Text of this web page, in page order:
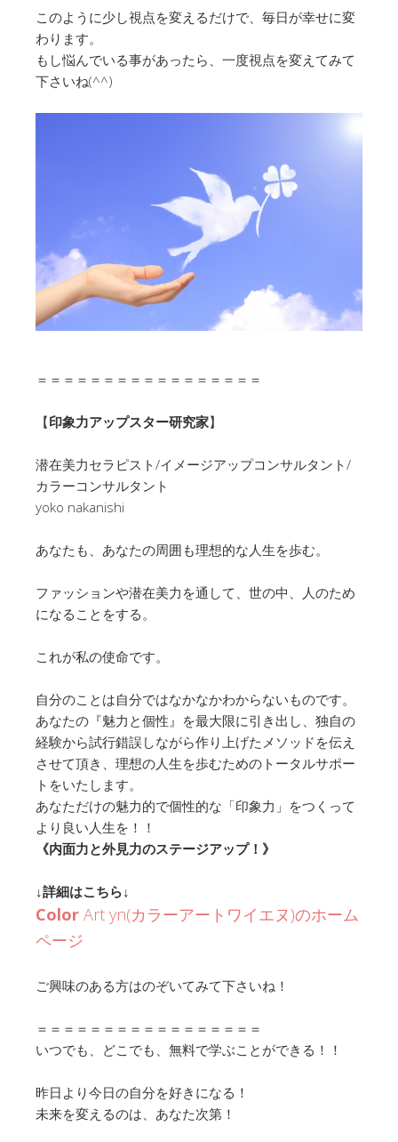
このように少し視点を変えるだけで、毎日が幸せに変
わります。
もし悩んでいる事があったら、一度視点を変えてみて
下さいね(^^)
＝＝＝＝＝＝＝＝＝＝＝＝＝＝＝＝＝
【印象力アップスター研究家】
潜在美力セラピスト/イメージアップコンサルタント/
カラーコンサルタント
yoko nakanishi
あなたも、あなたの周囲も理想的な人生を歩む。
ファッションや潜在美力を通して、 世の中、 人のため
になることをする。
これが私の使命です。
自分のことは自分ではなかなかわからないものです。
あなたの『魅力と個性』を最大限に引き出し、 独自の
経験から試行錯誤しながら作り上げたメソッドを伝え
させて頂き、理想の人生を歩むためのトータルサポー
トをいたします。
あなただけの魅力的で個性的な「印象力」 をつくって
より良い人生を ！！
《内面力と外見力のステージアップ！》
↓詳細はこちら↓
Color Art yn(カラーアートワイエヌ)のホーム
ページ
ご興味のある方はのぞいてみて下さいね！
＝＝＝＝＝＝＝＝＝＝＝＝＝＝＝＝＝
いつでも、どこでも、無料で学ぶことができる！！
昨日より今日の自分を好きになる！
未来を変えるのは、あなた次第！